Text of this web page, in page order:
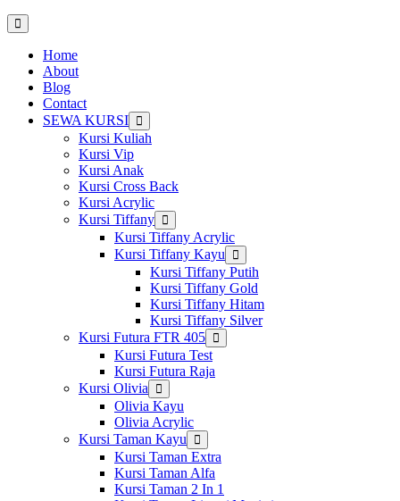
Home
About
Blog
Contact
SEWA KURSI Show
sub
menu
Kursi Kuliah
Kursi Vip
Kursi Anak
Kursi Cross Back
Kursi Acrylic
Kursi Tiffany Show
sub
menu
Kursi Tiffany Acrylic
Kursi Tiffany Kayu
Show
sub
menu
Kursi Tiffany Putih
Kursi Tiffany Gold
Kursi Tiffany Hitam
Kursi Tiffany Silver
Kursi Futura FTR 405 Show
sub
menu
Kursi Futura Test
Kursi Futura Raja
Kursi Olivia
Show
sub
menu
Olivia Kayu
Olivia Acrylic
Kursi Taman Kayu
Show
sub
menu
Kursi Taman Extra
Kursi Taman Alfa
Kursi Taman 2 In 1